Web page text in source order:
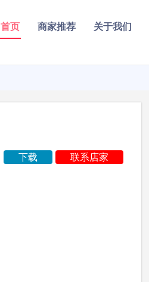
首页 商家推荐 关于我们
联系店家
下载